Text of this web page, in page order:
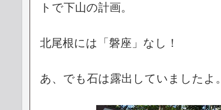
トで下山の計画。
北尾根には「磐座」なし！
あ、でも石は露出していましたよ